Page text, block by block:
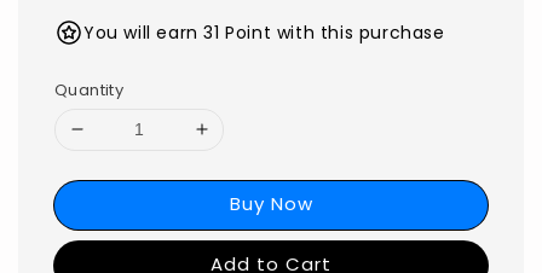
You will earn 31 Point with this purchase
Quantity
Buy Now
Add to Cart